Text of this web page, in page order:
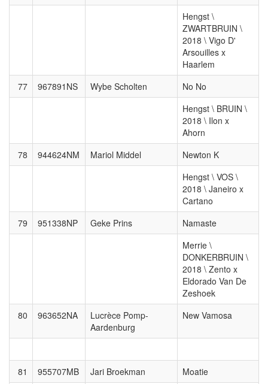
Hengst \
ZWARTBRUIN \
2018 \ Vigo D'
Arsouilles x
Haarlem
77
967891NS Wybe Scholten
No No
Hengst \ BRUIN \
2018 \ Ilon x
Ahorn
78
944624NM Mariol Middel
Newton K
Hengst \ VOS \
2018 \ Janeiro x
Cartano
79
951338NP Geke Prins
Namaste
Merrie \
DONKERBRUIN \
2018 \ Zento x
Eldorado Van De
Zeshoek
80
963652NA
Lucrèce Pomp-
Aardenburg
New Vamosa
81 955707MB Jari Broekman
Moatie